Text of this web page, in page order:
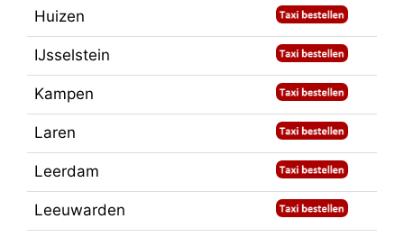
Huizen
IJsselstein
Kampen
Laren
Leerdam
Leeuwarden